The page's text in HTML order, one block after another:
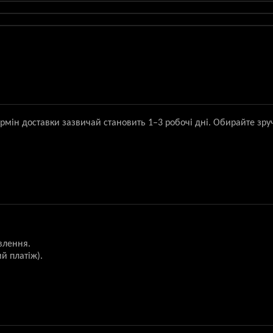
доставки зазвичай становить 1–3 робочі дні. Обирайте
платіж).